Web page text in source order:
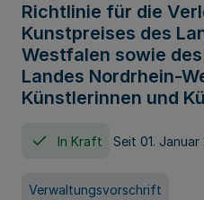
Richtlinie für die
Kunstpreises des
Westfalen sowie
Landes Nordrhein-
Künstlerinnen und
In Kraft Seit 01. Januar
Verwaltungsvorschrift